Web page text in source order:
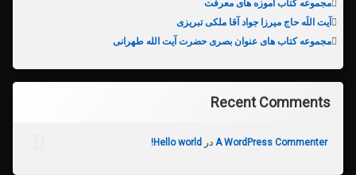
مجموعه کتاب آموزه های معرفت
آیت اللَه حاج میرزا جواد آقا ملکی تبریزی
مجموعه کتاب های عنوان بصری حضرت آیت الله طهرانی
Recent Comments
A WordPress Commenter در Hello world!